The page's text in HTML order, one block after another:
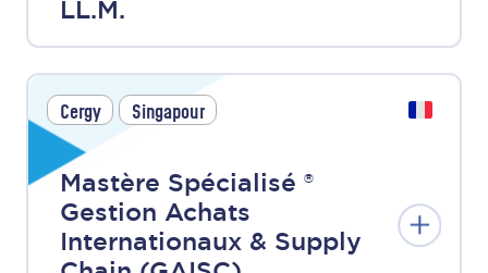
LL.M.
Cergy Singapour
Mastère Spécialisé ®
Gestion Achats
Internationaux & Supply